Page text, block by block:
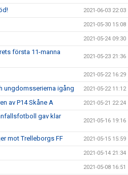
2021-06-03 22:03
2021-05-30 15:08
2021-05-24 09:30
första 11-manna
2021-05-23 21:36
2021-05-22 16:29
ungdomsserierna igång 2021-05-22 11:12
av P14 Skåne A 2021-05-21 22:24
gav klar
2021-05-16 19:16
mot Trelleborgs FF 2021-05-15 15:59
2021-05-14 21:34
2021-05-08 16:51